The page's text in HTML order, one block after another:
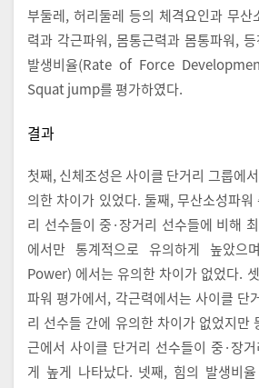
부둘레, 허리둘레 등의 체격요인과 무산
력과 각근파워, 몸통근력과 몸통파워,
발생비율(Rate of Force
Squat jump를 평가하였다.
결과
첫째, 신체조성은 사이클 단거리 그룹에
의한 차이가 있었다. 둘째, 무산소성파워
리 선수들이 중·장거리 선수들에 비해
에서만 통계적으로 유의하게 높았으
Power) 에서는 유의한 차이가 없었다.
파워 평가에서, 각근력에서는 사이클 단
리 선수들 간에 유의한 차이가 없었지만
근에서 사이클 단거리 선수들이 중·장
게 높게 나타났다. 넷째, 힘의 발생비